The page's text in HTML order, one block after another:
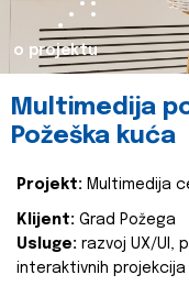
o projektu
Multimedija
Požeška kuća
Projekt: Multimedija
Klijent: Grad Požega
Usluge: razvoj UX/UI,
interaktivnih projekcija